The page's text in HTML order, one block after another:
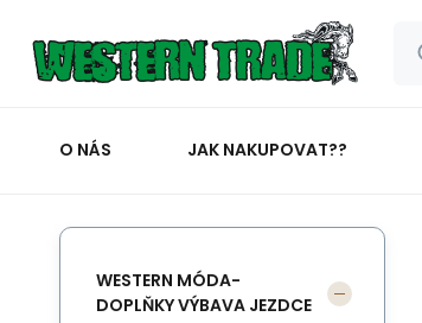
O NÁS JAK NAKUPOVAT??
WESTERN MÓDA-
DOPLŇKY VÝBAVA JEZDCE